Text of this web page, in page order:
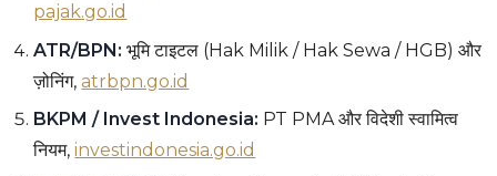
pajak.go.id
ATR/BPN: भूमि टाइटल (Hak Milik / Hak Sewa / HGB) और
ज़ोनिंग,atrbpn.go.id
BKPM / Invest Indonesia: PT PMA और विदेशी स्वामित्व
नियम,investindonesia.go.id